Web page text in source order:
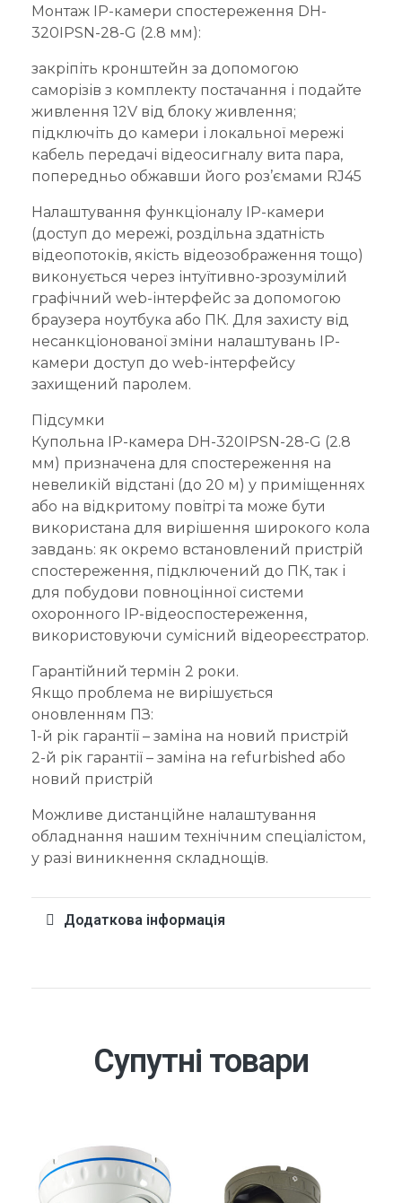
Монтаж IP-камери спостереження DH-
320IPSN-28-G (2.8 мм):
закріпіть кронштейн за допомогою
саморізів з комплекту постачання і подайте
живлення 12V від блоку живлення;
підключіть до камери і локальної мережі
кабель передачі відеосигналу вита пара,
попередньо обжавши його роз’ємами RJ45
Налаштування функціоналу IP-камери
(доступ до мережі, роздільна здатність
відеопотоків, якість відеозображення тощо)
виконується через інтуїтивно-зрозумілий
графічний web-інтерфейс за допомогою
браузера ноутбука або ПК. Для захисту від
несанкціонованої зміни налаштувань IP-
камери доступ до web-інтерфейсу
захищений паролем.
Підсумки
Купольна IP-камера DH-320IPSN-28-G (2.8
мм) призначена для спостереження на
невеликій відстані (до 20 м) у приміщеннях
або на відкритому повітрі та може бути
використана для вирішення широкого кола
завдань: як окремо встановлений пристрій
спостереження, підключений до ПК, так і
для побудови повноцінної системи
охоронного IP-відеоспостереження,
використовуючи сумісний відеореєстратор.
Гарантійний термін 2 роки.
Якщо проблема не вирішується
оновленням ПЗ:
1-й рік гарантії – заміна на новий пристрій
2-й рік гарантії – заміна на refurbished або
новий пристрій
Можливе дистанційне налаштування
обладнання нашим технічним спеціалістом,
у разі виникнення складнощів.
Додаткова інформація
Супутні товари